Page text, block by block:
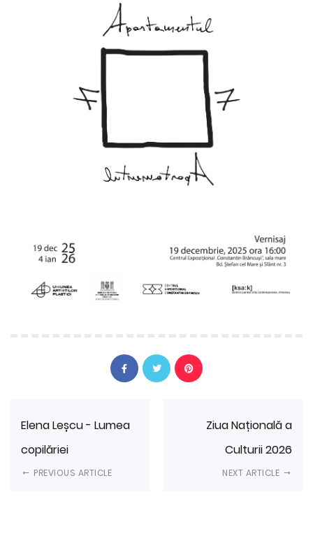
Elena Leșcu - Lumea
copilăriei
PREVIOUS ARTICLE
Ziua Națională a
Culturii 2026
NEXT ARTICLE